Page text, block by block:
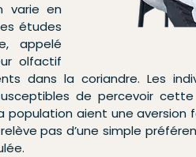
varie en
études
appelé
olfactif
dans la coriandre. Les
de percevoir
population aient une
pas d’une simple